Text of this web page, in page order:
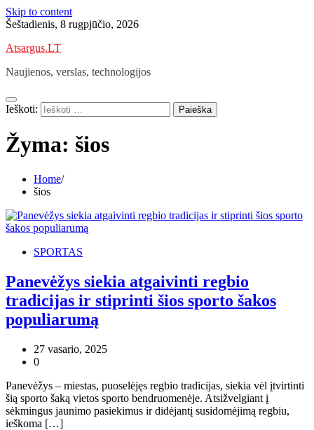
Skip to content
Šeštadienis, 8 rugpjūčio, 2026
Atsargus.LT
Naujienos, verslas, technologijos
Ieškoti:
Žyma: šios
Home
šios
SPORTAS
Panevėžys siekia atgaivinti regbio
tradicijas ir stiprinti šios sporto šakos
populiarumą
27 vasario, 2025
0
Panevėžys – miestas, puoselėjęs regbio tradicijas, siekia vėl įtvirtinti
šią sporto šaką vietos sporto bendruomenėje. Atsižvelgiant į
sėkmingus jaunimo pasiekimus ir didėjantį susidomėjimą regbiu,
ieškoma […]